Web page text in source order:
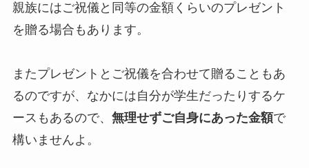
親族にはご祝儀と同等の金額くらいのプレゼント
を贈る場合もあります。
またプレゼントとご祝儀を合わせて贈ることもあ
るのですが、なかには自分が学生だったりするケ
ースもあるので、 無理せずご自身にあった金額で
構いませんよ。